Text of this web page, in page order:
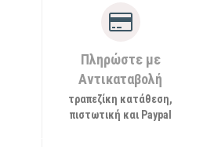
Πληρώστε με
Αντικαταβολή
τραπεζίκη κατάθεση,
πιστωτική και Paypal